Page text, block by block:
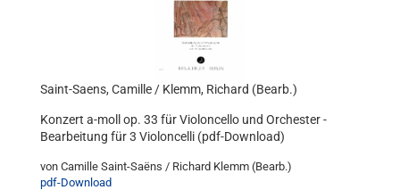
Saint-Saens, Camille / Klemm, Richard (Bearb.)
Konzert a-moll op. 33 für Violoncello und Orchester -
Bearbeitung für 3 Violoncelli (pdf-Download)
von Camille Saint-Saëns / Richard Klemm (Bearb.)
pdf-Download